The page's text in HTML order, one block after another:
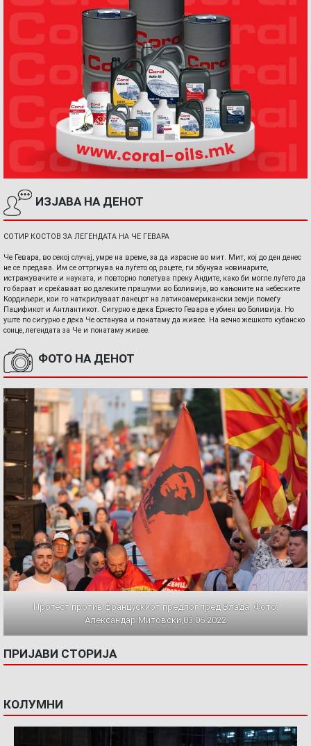
ИЗЈАВА НА ДЕНОТ
СОТИР КОСТОВ ЗА ЛЕГЕНДАТА НА ЧЕ ГЕВАРА
Че Гевара, во секој случај, умре на време, за да израсне во мит. Мит, кој до ден денес
не се предава. Им се оттргнува на луѓето од рацете, ги збунува новинарите,
истражувачите и науката, и повторно полетува преку Андите, како би могле луѓето да
го бараат и среќаваат во далеките прашуми во Боливија, во кањоните на небеските
Кордиљери, кои го наткрилуваат ланецот на латиноамерикански земји помеѓу
Пацификот и Антлантикот. Сигурно е дека Ернесто Гевара е убиен во Боливија. Но
уште по сигурно е дека Че останува и понатаму да живее. На вечно жешкото кубанско
сонце, легендата за Че и понатаму живее.
ФОТО НА ДЕНОТ
Протест против францускиот предлог пред Влада. Фото:
Александар Митовски,03.06.2022
ПРИЈАВИ СТОРИЈА
КОЛУМНИ